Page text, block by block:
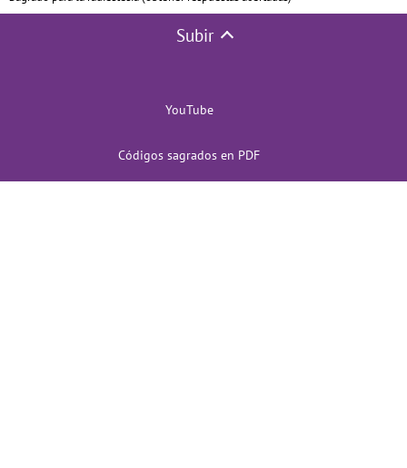
Subir
YouTube
Códigos sagrados en PDF